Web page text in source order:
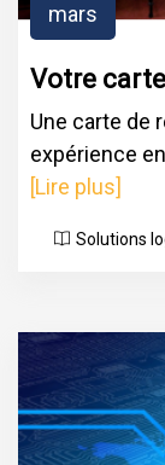
mars
Votre
Une carte de
expérience
[Lire plus]
Solutions